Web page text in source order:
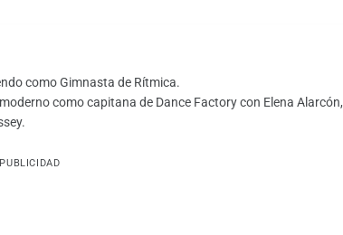
como Gimnasta de Rítmica.
como capitana de Dance Factory con Elena Alarcón,
PUBLICIDAD